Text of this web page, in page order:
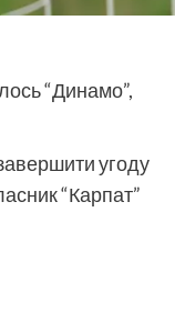
“Динамо”,
угоду
“Карпат”